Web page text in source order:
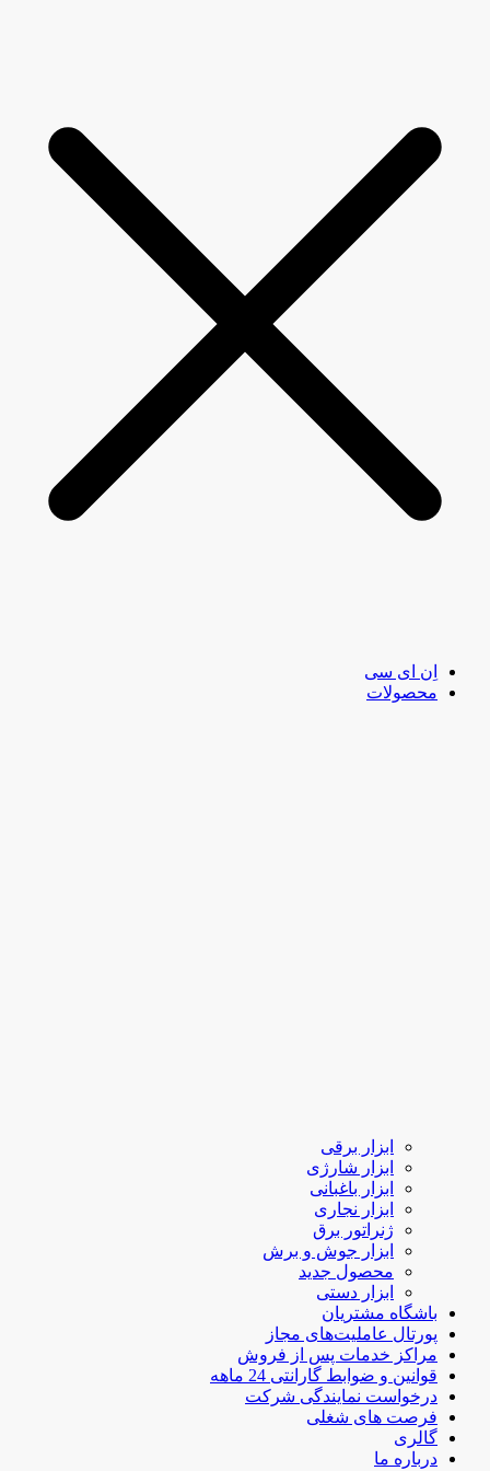
اِن ای سی
محصولات
ابزار برقی
ابزار شارژی
ابزار باغبانی
ابزار نجاری
ژنراتور برق
ابزار جوش و برش
محصول جدید
ابزار دستی
باشگاه مشتریان
پورتال عاملیت‌های مجاز
مراکز خدمات پس از فروش
قوانین و ضوابط گارانتی 24 ماهه
درخواست نمایندگی شرکت
فرصت های شغلی
گالری
درباره ما